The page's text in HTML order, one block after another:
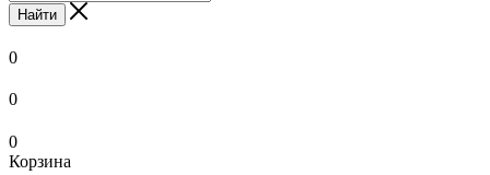
Найти
0
0
0
Корзина